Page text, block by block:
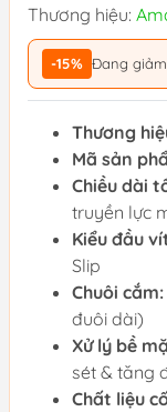
Thương hiệu:
-15% Đang giảm
Thương
Mã sản
Chiều dài
truyền lực
Kiểu đầu
Slip
Chuôi cắm:
đuôi dài)
Xử lý bề
sét & tăng
Chất liệu